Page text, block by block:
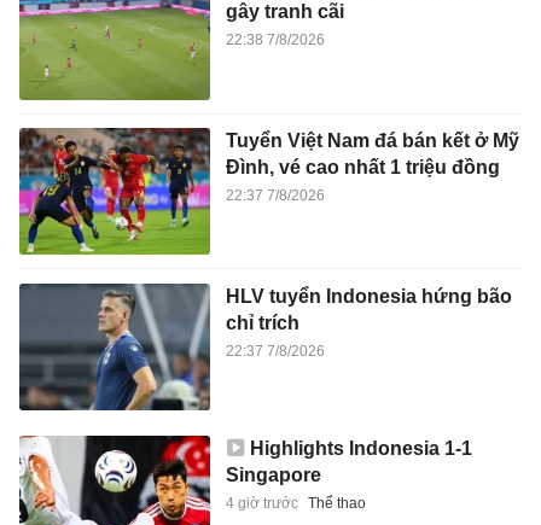
gây tranh cãi
22:38 7/8/2026
Tuyển Việt Nam đá bán kết ở Mỹ
Đình, vé cao nhất 1 triệu đồng
22:37 7/8/2026
HLV tuyển Indonesia hứng bão
chỉ trích
22:37 7/8/2026
Highlights Indonesia 1-1
Singapore
4 giờ trước Thể thao